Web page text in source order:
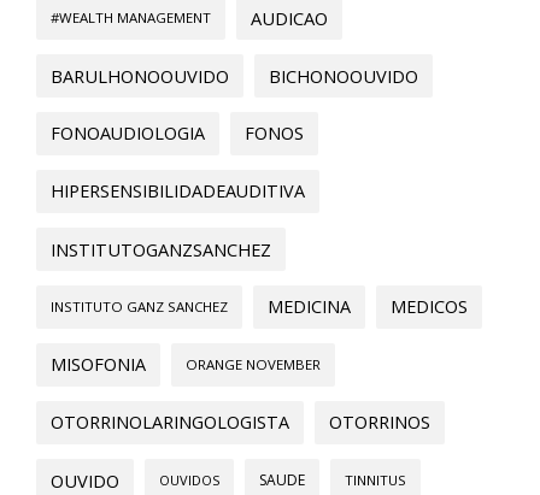
#WEALTH MANAGEMENT AUDICAO
BARULHONOOUVIDO BICHONOOUVIDO
FONOAUDIOLOGIA FONOS
HIPERSENSIBILIDADEAUDITIVA
INSTITUTOGANZSANCHEZ
INSTITUTO GANZ SANCHEZ MEDICINA MEDICOS
MISOFONIA ORANGE NOVEMBER
OTORRINOLARINGOLOGISTA OTORRINOS
OUVIDO OUVIDOS SAUDE TINNITUS